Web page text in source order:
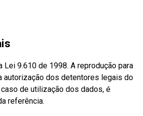
9.610 de 1998. A reprodução para
autorização dos detentores legais do
de utilização dos dados, é
referência.